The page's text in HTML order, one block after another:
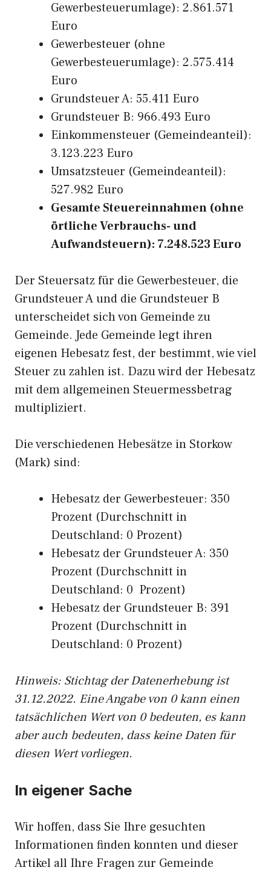
Gewerbesteuerumlage): 2.861.571
Euro
Gewerbesteuer (ohne
Gewerbesteuerumlage): 2.575.414
Euro
Grundsteuer A: 55.411 Euro
Grundsteuer B: 966.493 Euro
Einkommensteuer (Gemeindeanteil):
3.123.223 Euro
Umsatzsteuer (Gemeindeanteil):
527.982 Euro
Gesamte Steuereinnahmen (ohne
örtliche Verbrauchs- und
Aufwandsteuern): 7.248.523 Euro
Der Steuersatz für die Gewerbesteuer, die
Grundsteuer A und die Grundsteuer B
unterscheidet sich von Gemeinde zu
Gemeinde. Jede Gemeinde legt ihren
eigenen Hebesatz fest, der bestimmt, wie viel
Steuer zu zahlen ist. Dazu wird der Hebesatz
mit dem allgemeinen Steuermessbetrag
multipliziert.
Die verschiedenen Hebesätze in Storkow
(Mark) sind:
Hebesatz der Gewerbesteuer: 350
Prozent (Durchschnitt in
Deutschland: 0 Prozent)
Hebesatz der Grundsteuer A: 350
Prozent (Durchschnitt in
Deutschland: 0 Prozent)
Hebesatz der Grundsteuer B: 391
Prozent (Durchschnitt in
Deutschland: 0 Prozent)
Hinweis: Stichtag der Datenerhebung ist
31.12.2022. Eine Angabe von 0 kann einen
tatsächlichen Wert von 0 bedeuten, es kann
aber auch bedeuten, dass keine Daten für
diesen Wert vorliegen.
In eigener Sache
Wir hoffen, dass Sie Ihre gesuchten
Informationen finden konnten und dieser
Artikel all Ihre Fragen zur Gemeinde